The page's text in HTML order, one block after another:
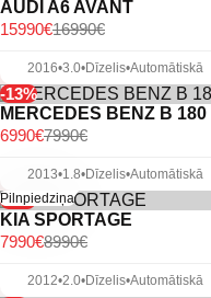
AUDI A6 AVANT
16990€
15990€
2016•3.0•Dīzelis•Automātiskā
-13%
MERCEDES BENZ B 180
7990€
6990€
2013•1.8•Dīzelis•Automātiskā
-11%
Pilnpiedziņa
KIA SPORTAGE
8990€
7990€
2012•2.0•Dīzelis•Automātiskā